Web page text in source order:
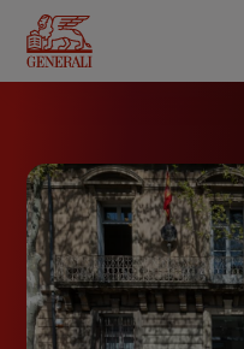
contenu
principal